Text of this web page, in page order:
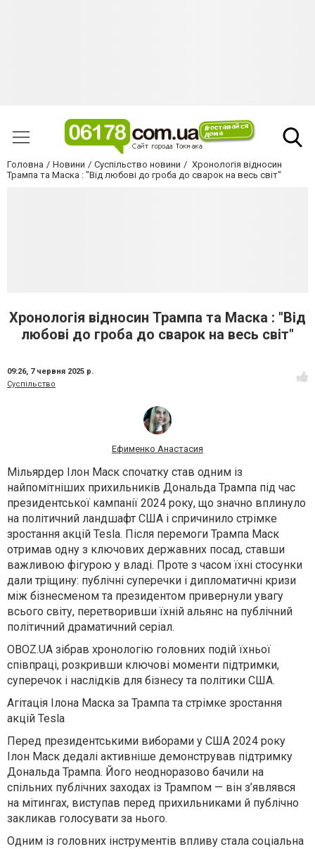
Головна Новини Суспільство новини
Хронологія відносин
Трампа та Маска : "Від любові до гроба до сварок на весь світ"
Хронологія відносин Трампа та Маска : "Від
любові до гроба до сварок на весь світ"
09:26, 7 червня 2025 р.
Суспільство
Ефименко Анастасия
Мільярдер Ілон Маск спочатку став одним із
найпомітніших прихильників Дональда Трампа під час
президентської кампанії 2024 року, що значно вплинуло
на політичний ландшафт США і спричинило стрімке
зростання акцій Tesla. Після перемоги Трампа Маск
отримав одну з ключових державних посад, ставши
важливою фігурою у владі. Проте з часом їхні стосунки
дали тріщину: публічні суперечки і дипломатичні кризи
між бізнесменом та президентом привернули увагу
всього світу, перетворивши їхній альянс на публічний
політичний драматичний серіал.
OBOZ.UA зібрав хронологію головних подій їхньої
співпраці, розкривши ключові моменти підтримки,
суперечок і наслідків для бізнесу та політики США.
Агітація Ілона Маска за Трампа та стрімке зростання
акцій Tesla
Перед президентськими виборами у США 2024 року
Ілон Маск дедалі активніше демонстрував підтримку
Дональда Трампа. Його неодноразово бачили на
спільних публічних заходах із Трампом — він з’являвся
на мітингах, виступав перед прихильниками й публічно
закликав голосувати за нього.
Одним із головних інструментів впливу стала соціальна